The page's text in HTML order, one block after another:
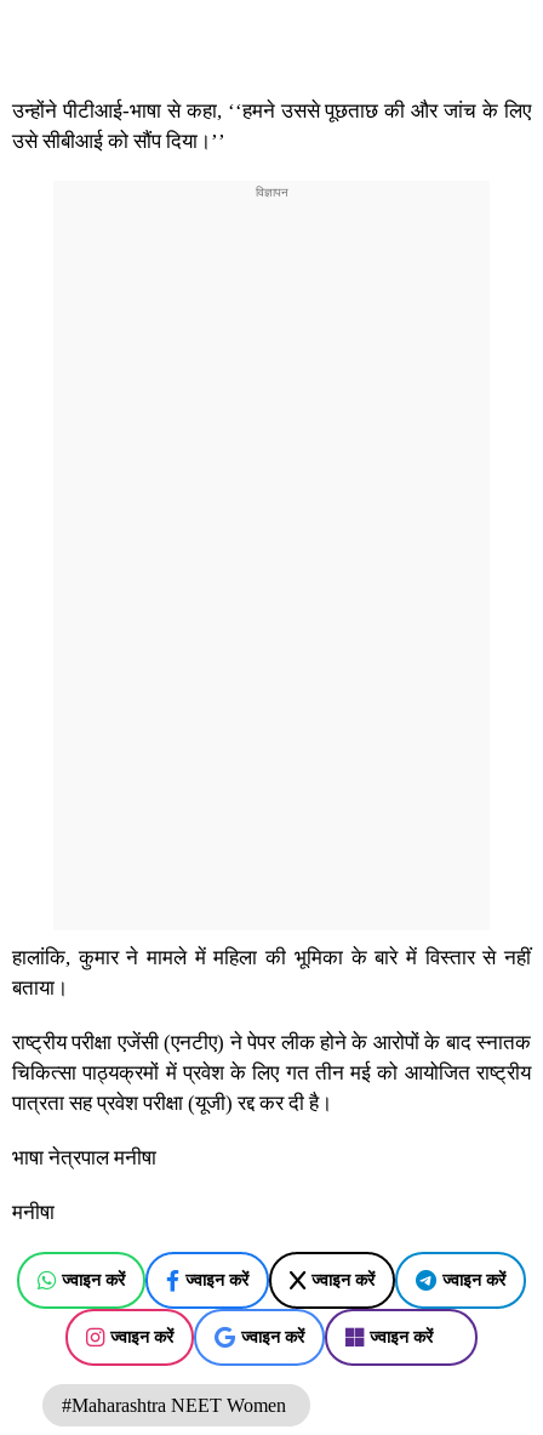
उन्होंने पीटीआई-भाषा से कहा, ‘‘हमने उससे पूछताछ की और जांच के लिए
उसे सीबीआई को सौंप दिया।’’
हालांकि, कुमार ने मामले में महिला की भूमिका के बारे में विस्तार से नहीं
बताया।
राष्ट्रीय परीक्षा एजेंसी (एनटीए) ने पेपर लीक होने के आरोपों के बाद स्नातक
चिकित्सा पाठ्यक्रमों में प्रवेश के लिए गत तीन मई को आयोजित राष्ट्रीय
पात्रता सह प्रवेश परीक्षा (यूजी) रद्द कर दी है।
भाषा नेत्रपाल मनीषा
मनीषा
ज्वाइन करें ज्वाइन करें ज्वाइन करें ज्वाइन करें
ज्वाइन करें ज्वाइन करें ज्वाइन करें
#Maharashtra NEET Women